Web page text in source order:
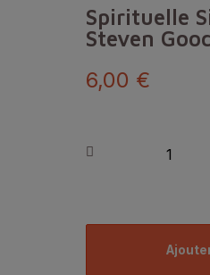
Spirituelle
Steven
6,00 €